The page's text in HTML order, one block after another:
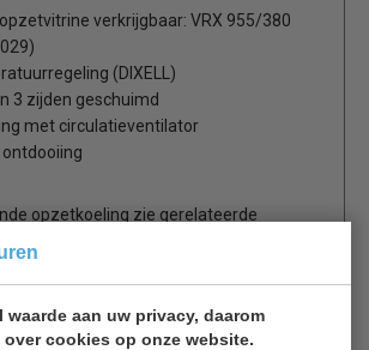
waarde aan uw privacy, daarom
cookies op onze website.
verkrijgbaar: VRX 955/380
(DIXELL)
3 zijden geschuimd
met circulatieventilator
opzetkoeling zie gerelateerde
Is dit iets voor jou?